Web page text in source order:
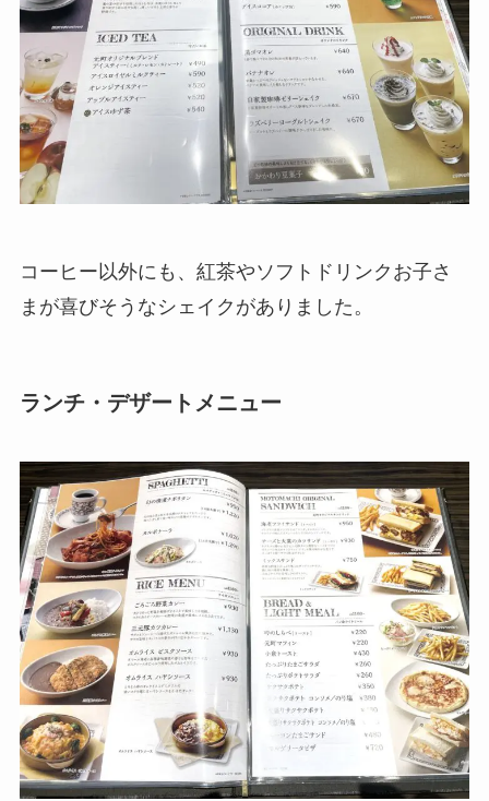
コーヒー以外にも、紅茶やソフトドリンクお子さ
まが喜びそうなシェイクがありました。
ランチ・デザートメニュー